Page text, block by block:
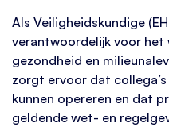
Als Veiligheidskundige
verantwoordelijk voor het
gezondheid en
zorgt ervoor dat
kunnen opereren en dat
geldende wet- en